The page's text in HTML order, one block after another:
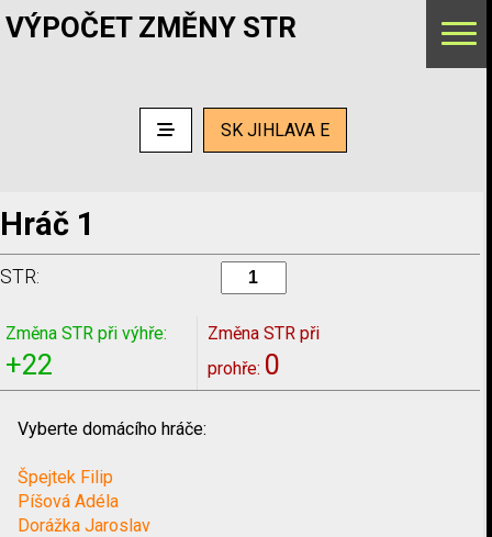
VÝPOČET ZMĚNY STR
SK JIHLAVA E
Hráč 1
STR:
Změna STR při výhře:
+22
Změna STR při
prohře: 0
Vyberte domácího hráče:
Špejtek Filip
Píšová Adéla
Dorážka Jaroslav